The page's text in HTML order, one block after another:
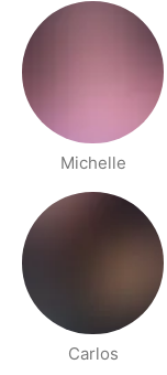
Michelle
Carlos